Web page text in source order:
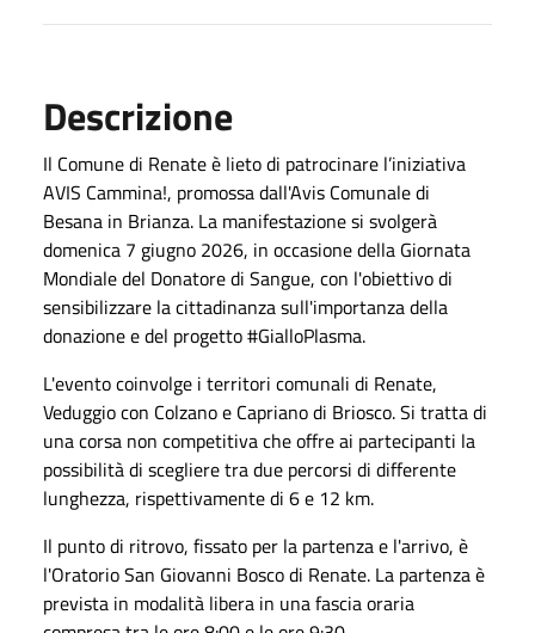
Descrizione
Il Comune di Renate è lieto di patrocinare l’iniziativa
AVIS Cammina!, promossa dall'Avis Comunale di
Besana in Brianza. La manifestazione si svolgerà
domenica 7 giugno 2026, in occasione della Giornata
Mondiale del Donatore di Sangue, con l'obiettivo di
sensibilizzare la cittadinanza sull'importanza della
donazione e del progetto #GialloPlasma.
L'evento coinvolge i territori comunali di Renate,
Veduggio con Colzano e Capriano di Briosco. Si tratta di
una corsa non competitiva che offre ai partecipanti la
possibilità di scegliere tra due percorsi di differente
lunghezza, rispettivamente di 6 e 12 km.
Il punto di ritrovo, fissato per la partenza e l'arrivo, è
l'Oratorio San Giovanni Bosco di Renate. La partenza è
prevista in modalità libera in una fascia oraria